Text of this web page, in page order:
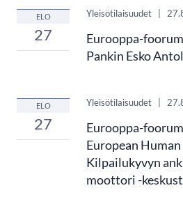
ELO
27
Yleisötilaisuudet
Eurooppa-
Pankin Esko
ELO
27
Yleisötilaisuudet
Eurooppa-
European
Kilpailukyvyn
moottori -